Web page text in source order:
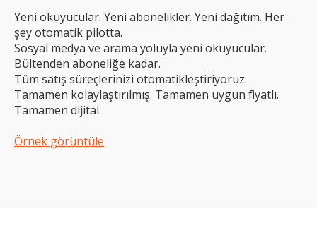
Yeni okuyucular. Yeni abonelikler. Yeni dağıtım. Her
şey otomatik pilotta.
Sosyal medya ve arama yoluyla yeni okuyucular.
Bültenden aboneliğe kadar.
Tüm satış süreçlerinizi otomatikleştiriyoruz.
Tamamen kolaylaştırılmış. Tamamen uygun fiyatlı.
Tamamen dijital.
Örnek görüntüle